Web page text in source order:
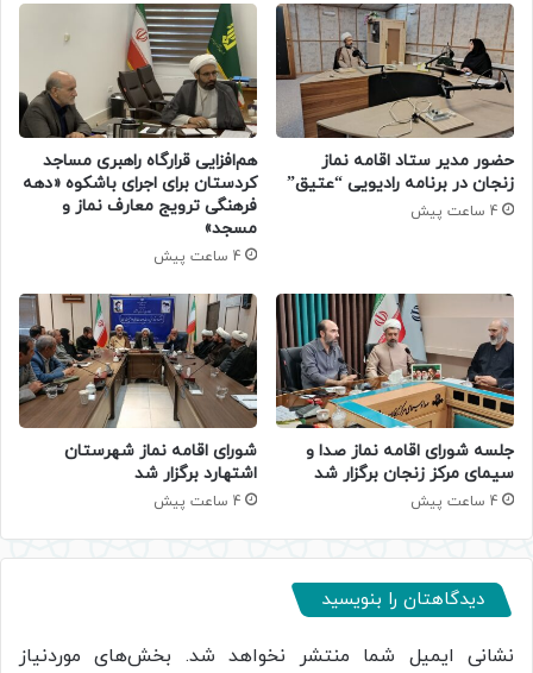
حضور مدیر ستاد اقامه نماز
زنجان در برنامه رادیویی “عتیق”
4 ساعت پیش
هم‌افزایی قرارگاه راهبری مساجد
کردستان برای اجرای باشکوه «دهه
فرهنگی ترویج معارف نماز و
مسجد»
4 ساعت پیش
جلسه شورای اقامه نماز صدا و
سیمای مرکز زنجان برگزار شد
4 ساعت پیش
شورای اقامه نماز شهرستان
اشتهارد برگزار شد
4 ساعت پیش
دیدگاهتان را بنویسید
نشانی ایمیل شما منتشر نخواهد شد. بخش‌های موردنیاز